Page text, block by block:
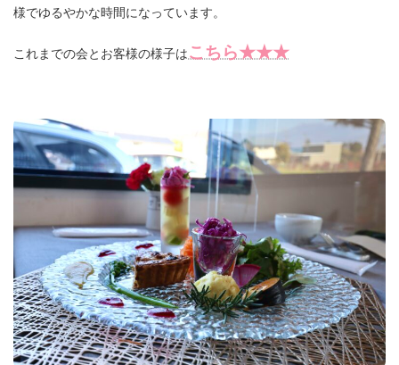
様でゆるやかな時間になっています。
これまでの会とお客様の様子は こちら★★★